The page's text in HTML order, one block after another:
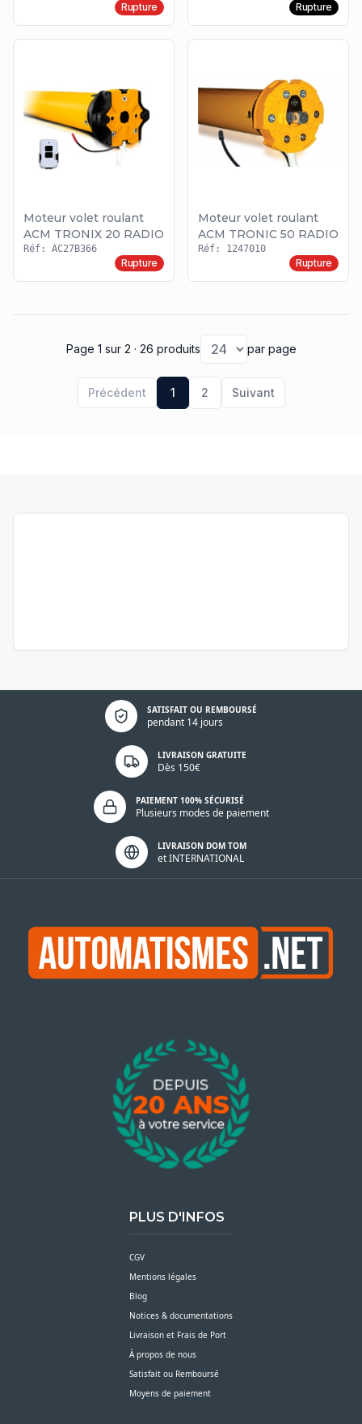
Rupture Rupture
Moteur volet roulant
ACM TRONIX 20 RADIO
Réf: AC27B366
Rupture
Moteur volet roulant
ACM TRONIC 50 RADIO
Réf: 1247010
Rupture
Page 1 sur 2 · 26 produits par page
Précédent 1 2 Suivant
SATISFAIT OU REMBOURSÉ
pendant 14 jours
Politique de confidentialité
LIVRAISON GRATUITE
Dès 150€
PAIEMENT 100% SÉCURISÉ
Plusieurs modes de paiement
LIVRAISON DOM TOM
et INTERNATIONAL
PLUS D'INFOS
CGV
Mentions légales
Blog
Notices & documentations
Livraison et Frais de Port
À propos de nous
Satisfait ou Remboursé
Moyens de paiement